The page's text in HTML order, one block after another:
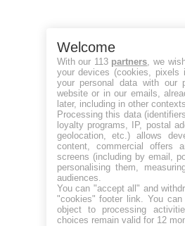
Welcome
With our 113 partners, we
your devices (cookies, pixels
your personal data with our
website or in our emails,
later, including in other
Processing this data
loyalty programs, IP, postal
geolocation, etc.) allows
content, commercial offers
screens (including by email,
personalising them,
audiences.
You can "accept all" and
"cookies" footer link. You can
object to processing
choices remain valid for 12